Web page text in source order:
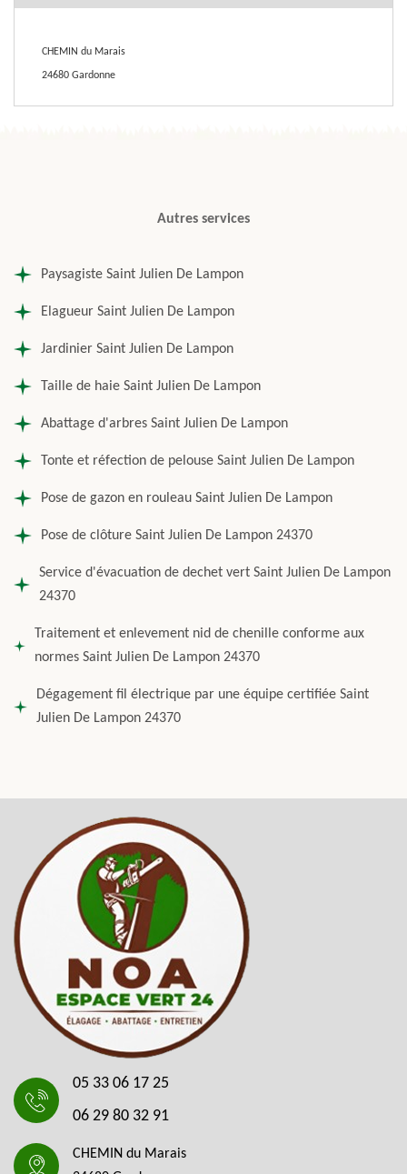
CHEMIN du Marais
24680 Gardonne
Autres services
Paysagiste Saint Julien De Lampon
Elagueur Saint Julien De Lampon
Jardinier Saint Julien De Lampon
Taille de haie Saint Julien De Lampon
Abattage d'arbres Saint Julien De Lampon
Tonte et réfection de pelouse Saint Julien De Lampon
Pose de gazon en rouleau Saint Julien De Lampon
Pose de clôture Saint Julien De Lampon 24370
Service d'évacuation de dechet vert Saint Julien De Lampon
24370
Traitement et enlevement nid de chenille conforme aux
normes Saint Julien De Lampon 24370
Dégagement fil électrique par une équipe certifiée Saint
Julien De Lampon 24370
05 33 06 17 25
06 29 80 32 91
CHEMIN du Marais